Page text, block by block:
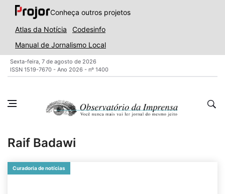
Conheça outros projetos
Atlas da Notícia
Codesinfo
Manual de Jornalismo Local
Sexta-feira, 7 de agosto de 2026
ISSN 1519-7670 - Ano 2026 - nº 1400
Raif Badawi
Curadoria de notícias